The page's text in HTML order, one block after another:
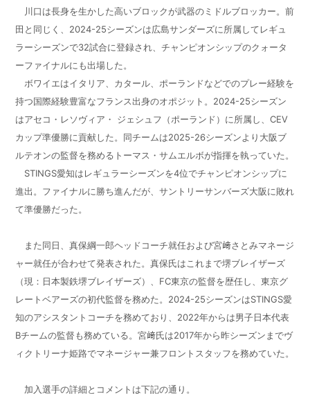
川口は長身を生かした高いブロックが武器のミドルブロッカー。前
田と同じく、2024-25シーズンは広島サンダーズに所属してレギュ
ラーシーズンで32試合に登録され、チャンピオンシップのクォータ
ーファイナルにも出場した。
ボワイエはイタリア、カタール、ポーランドなどでのプレー経験を
持つ国際経験豊富なフランス出身のオポジット。2024-25シーズン
はアセコ・レソヴィア・ ジェシュフ（ポーランド）に所属し、CEV
カップ準優勝に貢献した。同チームは2025-26シーズンより大阪ブ
ルテオンの監督を務めるトーマス・サムエルボが指揮を執っていた。
STINGS愛知はレギュラーシーズンを4位でチャンピオンシップに
進出。ファイナルに勝ち進んだが、サントリーサンバーズ大阪に敗れ
て準優勝だった。
また同日、真保綱一郎ヘッドコーチ就任および宮﨑さとみマネージ
ャー就任が合わせて発表された。真保氏はこれまで堺ブレイザーズ
（現：日本製鉄堺ブレイザーズ）、FC東京の監督を歴任し、東京グ
レートベアーズの初代監督を務めた。2024-25シーズンはSTINGS愛
知のアシスタントコーチを務めており、2022年からは男子日本代表
Bチームの監督も務めている。宮﨑氏は2017年から昨シーズンまでヴ
ィクトリーナ姫路でマネージャー兼フロントスタッフを務めていた。
加入選手の詳細とコメントは下記の通り。